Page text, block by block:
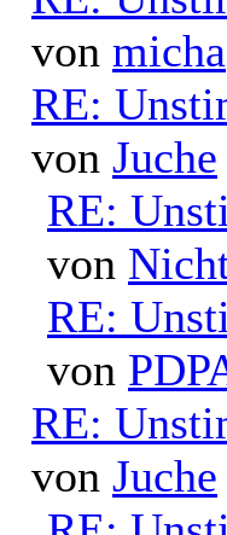
von micha
RE:
von Juche
RE:
von
RE:
von
RE:
von Juche